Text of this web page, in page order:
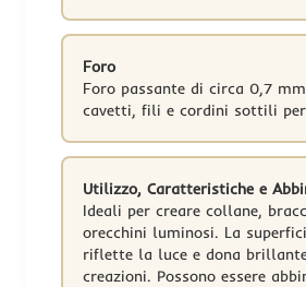
Foro
Foro passante di circa 0,7
cavetti, fili e cordini sottili
Utilizzo, Caratteristiche e
Ideali per creare collane,
orecchini luminosi. La
riflette la luce e dona
creazioni. Possono essere